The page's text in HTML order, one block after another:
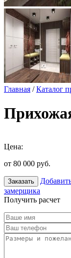
Главная /Каталог
Цена:
от 80 000 руб.
Заказать
замерщика
Получить расчет